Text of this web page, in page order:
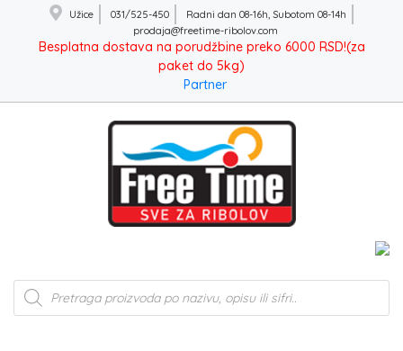
Užice 031/525-450
Radni dan 08-16h, Subotom 08-14h
prodaja@freetime-ribolov.com
Besplatna dostava na porudžbine preko 6000 RSD!(za
paket do 5kg)
Partner
Products
search